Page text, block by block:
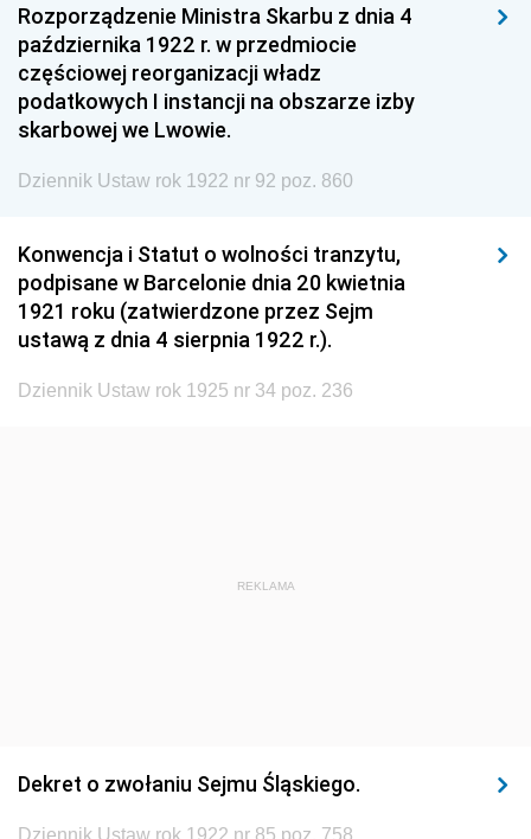
1951 1950 1949
1948 1947
1945 1944 1939
1938 1937
1935 1934
1929 1928 1927
1926 1925 1924
1923 1922
1920 1919
Rozporządzenie Ministra Skarbu z dnia 4
października 1922 r. w przedmiocie
częściowej reorganizacji władz
podatkowych I instancji na obszarze izby
skarbowej we Lwowie.
Dziennik Ustaw rok 1922 nr 92 poz. 860
Konwencja i Statut o wolności tranzytu,
podpisane w Barcelonie dnia 20 kwietnia
1921 roku (zatwierdzone przez Sejm
ustawą z dnia 4 sierpnia 1922 r.).
Dziennik Ustaw rok 1925 nr 34 poz. 236
REKLAMA
Dekret o zwołaniu Sejmu Śląskiego.
Dziennik Ustaw rok 1922 nr 85 poz. 758